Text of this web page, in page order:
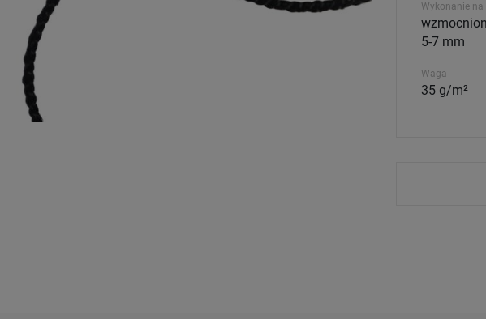
Wykonanie na
5-7 mm
Waga
35 g/m²